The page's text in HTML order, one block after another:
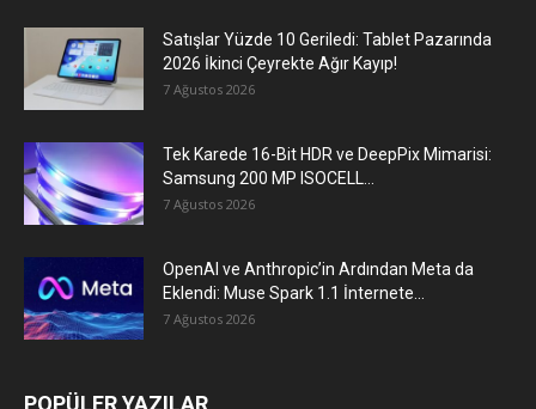
Satışlar Yüzde 10 Geriledi: Tablet Pazarında
2026 İkinci Çeyrekte Ağır Kayıp!
7 Ağustos 2026
Tek Karede 16-Bit HDR ve DeepPix Mimarisi:
Samsung 200 MP ISOCELL...
7 Ağustos 2026
OpenAI ve Anthropic’in Ardından Meta da
Eklendi: Muse Spark 1.1 İnternete...
7 Ağustos 2026